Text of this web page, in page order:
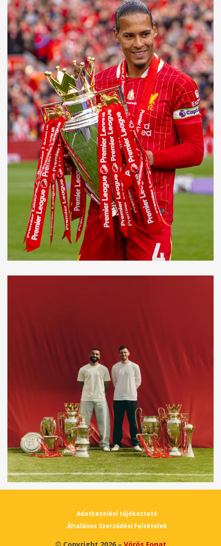
Adatkezelési tájékoztató
Általános Szerződési Feltételek